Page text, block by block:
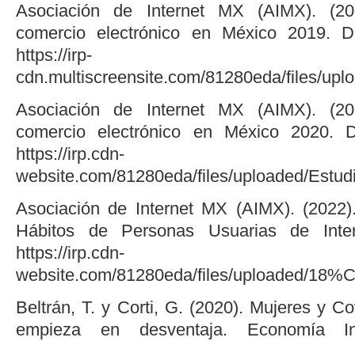
Asociación de Internet MX (AIMX).
comercio electrónico en México 2019.
https://irp-
cdn.multiscreensite.com/81280eda/files/
Asociación de Internet MX (AIMX).
comercio electrónico en México 2020.
https://irp.cdn-
website.com/81280eda/files/uploaded/
Asociación de Internet MX (AIMX).
Hábitos de Personas Usuarias de
https://irp.cdn-
website.com/81280eda/files/uploaded/
Beltrán, T. y Corti, G. (2020). Mujeres y
empieza en desventaja. Economía